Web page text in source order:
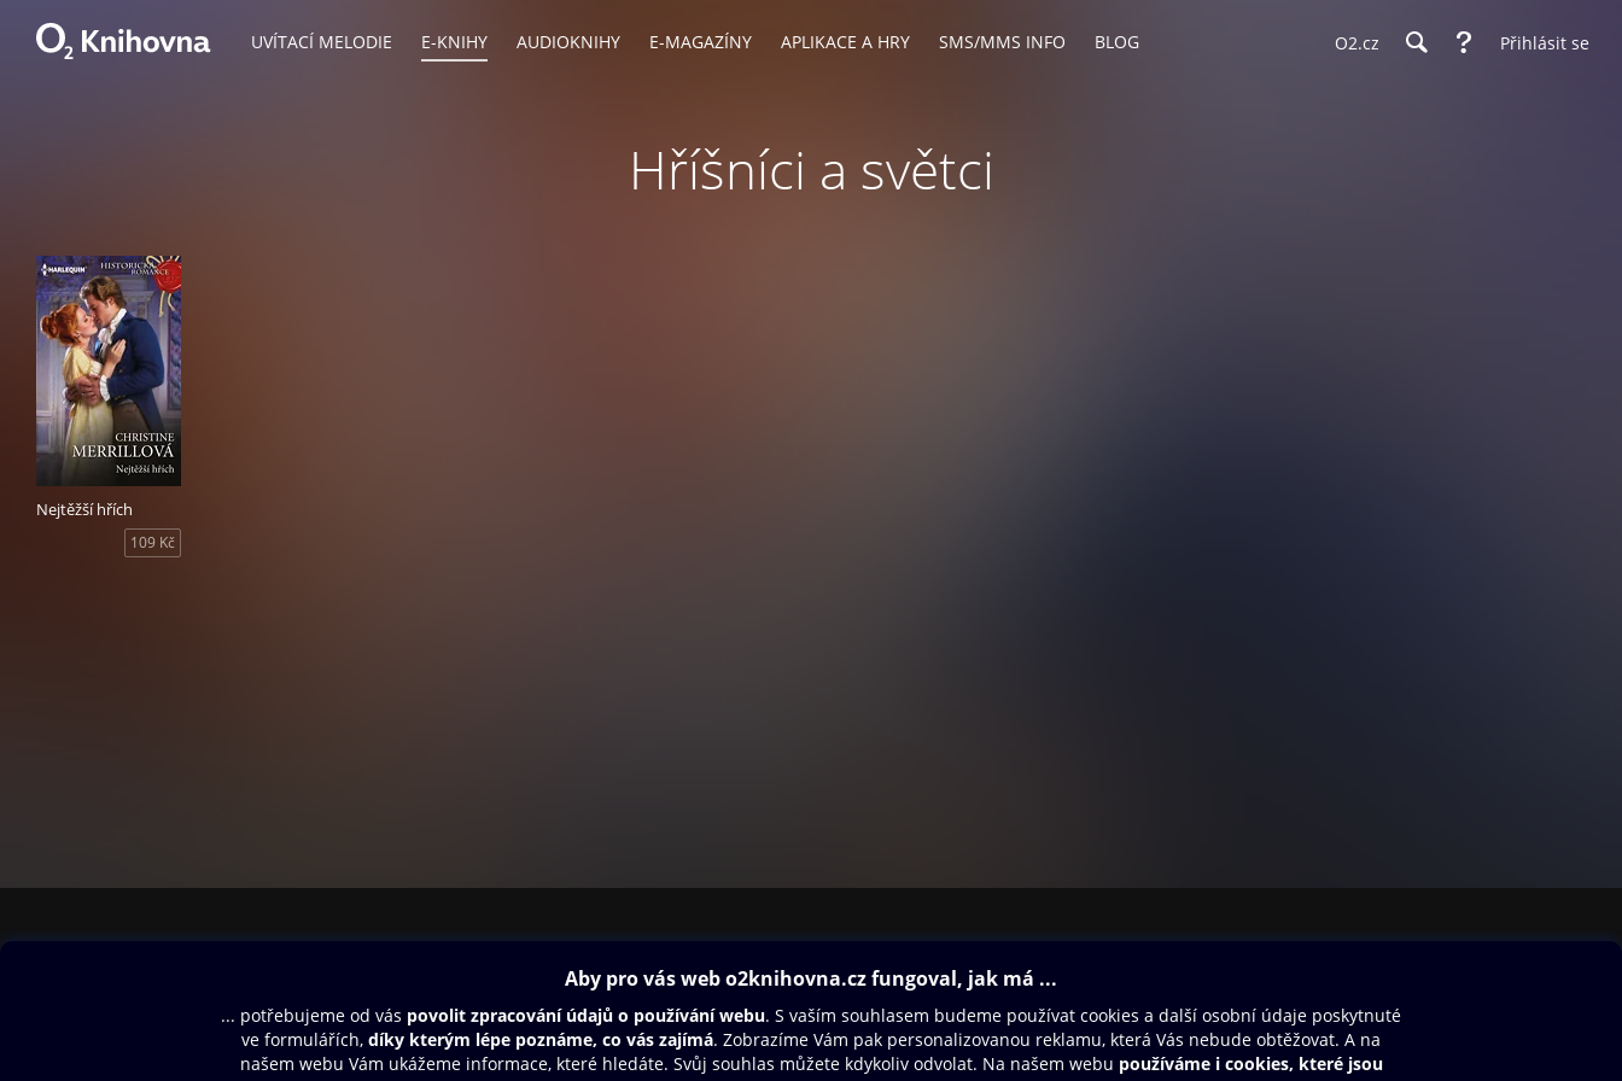
UVÍTACÍ MELODIE E-KNIHY AUDIOKNIHY E-MAGAZÍNY APLIKACE A HRY SMS/MMS INFO BLOG O2.cz Přihlásit se
Hříšníci a světci
Nejtěžší hřích
109 Kč
Aplikace a hry
SMS/MMS Info
Blog
Dárkový poukaz
Nápověda
Oneplay Originály
Sport